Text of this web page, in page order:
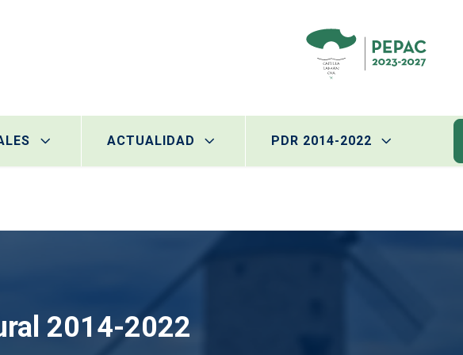
ACTUALIDAD PDR 2014-2022
2014-2022